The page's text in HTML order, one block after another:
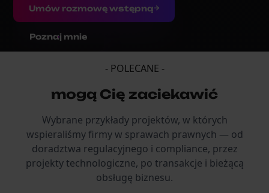
Umów rozmowę wstępną
Poznaj mnie
- POLECANE -
mogą Cię zaciekawić
Wybrane przykłady projektów, w których
wspieraliśmy firmy w sprawach prawnych — od
doradztwa regulacyjnego i compliance, przez
projekty technologiczne, po transakcje i bieżącą
obsługę biznesu.